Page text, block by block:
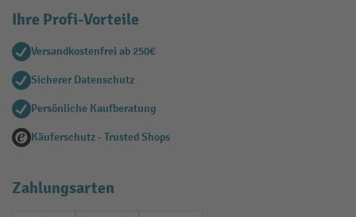
Ihre Profi-Vorteile
Versandkostenfrei ab 250€
Sicherer Datenschutz
Persönliche Kaufberatung
Käuferschutz - Trusted Shops
Zahlungsarten